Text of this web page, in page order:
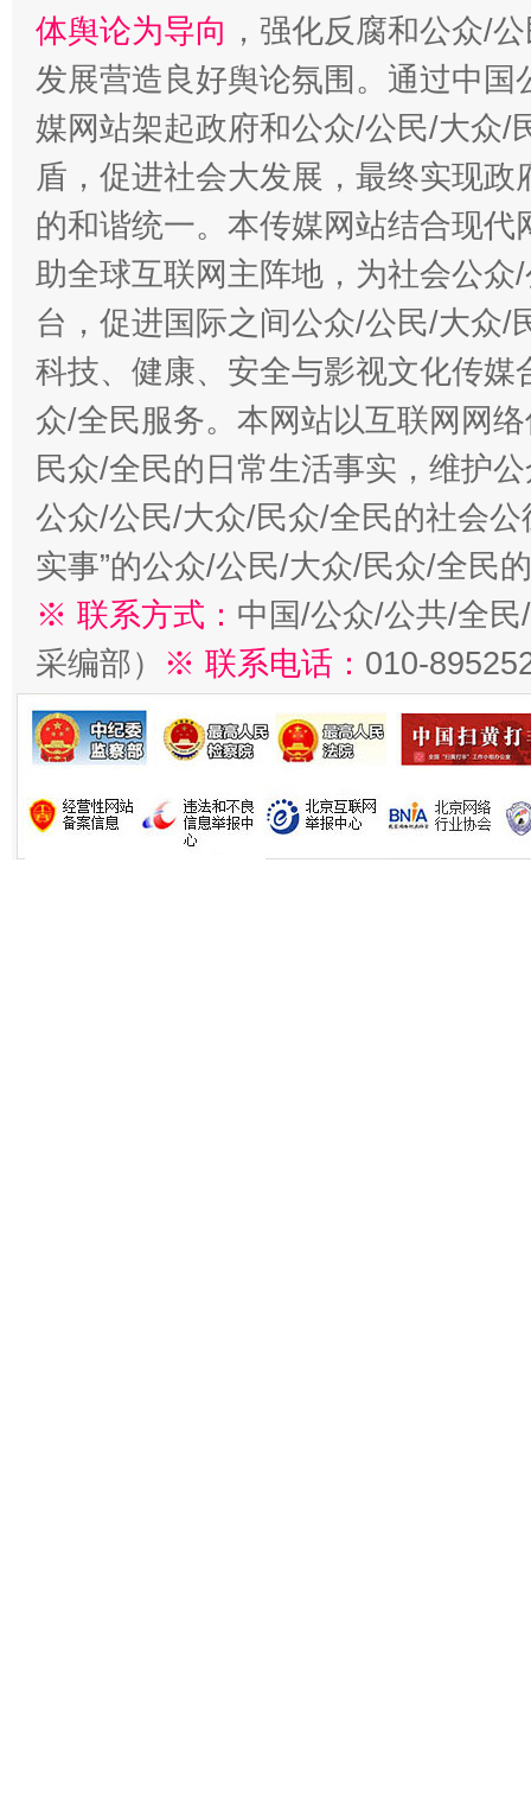
体舆论为导向 ，强化反腐和公众/
发展营造良好舆论氛围。通过中
媒网站架起政府和公众/公民/大众/
盾，促进社会大发展，最终实现
的和谐统一。本传媒网站结合现
助全球互联网主阵地，为社会公
台，促进国际之间公众/公民/大众/
科技、健康、安全与影视文化传
众/全民服务。本网站以互联网网
民众/全民的日常生活事实，维护
公众/公民/大众/民众/全民的社会公
实事”的公众/公民/大众/民众/全民
※ 联系方式： 中国/公众/公共/全
采编部） ※ 联系电话： 010-